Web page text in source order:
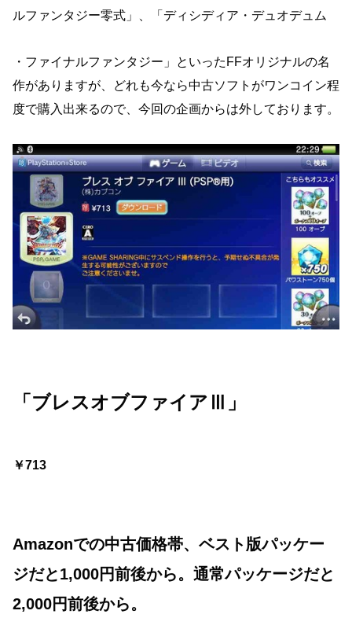
ルファンタジー零式」、「ディシディア・デュオデュム
・ファイナルファンタジー」といったFFオリジナルの名
作がありますが、どれも今なら中古ソフトがワンコイン程
度で購入出来るので、今回の企画からは外しております。
「ブレスオブファイアⅢ」
￥713
Amazonでの中古価格帯、ベスト版パッケー
ジだと1,000円前後から。通常パッケージだと
2,000円前後から。